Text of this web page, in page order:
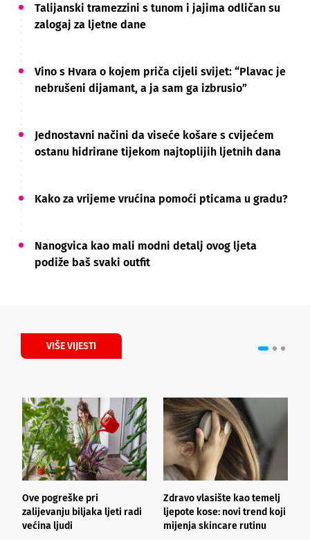
Talijanski tramezzini s tunom i jajima odličan su
zalogaj za ljetne dane
Vino s Hvara o kojem priča cijeli svijet: “Plavac je
nebrušeni dijamant, a ja sam ga izbrusio”
Jednostavni načini da viseće košare s cvijećem
ostanu hidrirane tijekom najtoplijih ljetnih dana
Kako za vrijeme vrućina pomoći pticama u gradu?
Nanogvica kao mali modni detalj ovog ljeta
podiže baš svaki outfit
VIŠE VIJESTI
Ove pogreške pri
zalijevanju biljaka ljeti radi
većina ljudi
Zdravo vlasište kao temelj
ljepote kose: novi trend koji
mijenja skincare rutinu